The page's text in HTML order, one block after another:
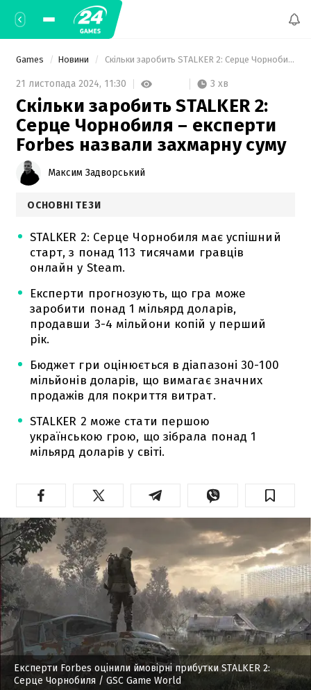
Games Новини Скільки заробить STALKER 2: Серце Чорнобиля – експерти Forbes назвали захмарну суму
21 листопада 2024, 11:30 3 хв
Скільки заробить STALKER 2:
Серце Чорнобиля – експерти
Forbes назвали захмарну суму
Максим Задворський
ОСНОВНІ ТЕЗИ
STALKER 2: Серце Чорнобиля має успішний
старт, з понад 113 тисячами гравців
онлайн у Steam.
Експерти прогнозують, що гра може
заробити понад 1 мільярд доларів,
продавши 3-4 мільйони копій у перший
рік.
Бюджет гри оцінюється в діапазоні 30-100
мільйонів доларів, що вимагає значних
продажів для покриття витрат.
STALKER 2 може стати першою
українською грою, що зібрала понад 1
мільярд доларів у світі.
Експерти Forbes оцінили ймовірні прибутки STALKER 2:
Серце Чорнобиля / GSC Game World